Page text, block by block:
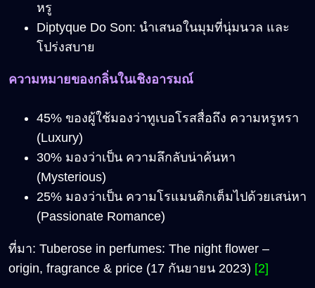
หรู
Diptyque Do Son: นำเสนอในมุมที่นุ่มนวล และ
โปร่งสบาย
ความหมายของกลิ่นในเชิงอารมณ์
45% ของผู้ใช้มองว่าทูเบอโรสสื่อถึง ความหรูหรา
(Luxury)
30% มองว่าเป็น ความลึกลับน่าค้นหา
(Mysterious)
25% มองว่าเป็น ความโรแมนติกเต็มไปด้วยเสน่หา
(Passionate Romance)
ที่มา: Tuberose in perfumes: The night flower –
origin, fragrance & price (17 กันยายน 2023) [2]